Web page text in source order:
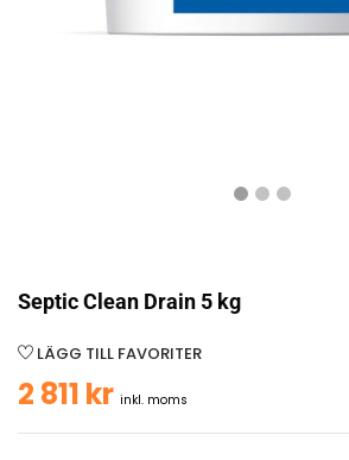
Septic Clean Drain 5 kg
LÄGG TILL FAVORITER
2 811 kr inkl. moms